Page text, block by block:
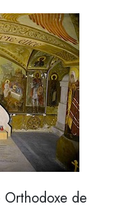
Orthodoxe de